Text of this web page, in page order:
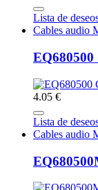
Lista de
Cables audio
EQ680500
4.05 €
Lista de
Cables audio